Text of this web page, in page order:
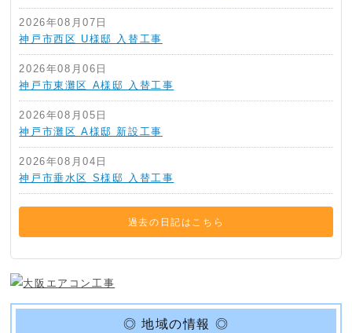
2026年08月07日
神戸市西区 U様邸 入替工事
2026年08月06日
神戸市東灘区 A様邸 入替工事
2026年08月05日
神戸市灘区 A様邸 新設工事
2026年08月04日
神戸市垂水区 S様邸 入替工事
過去の日記はこちら
◎ 地域の情報 ◎